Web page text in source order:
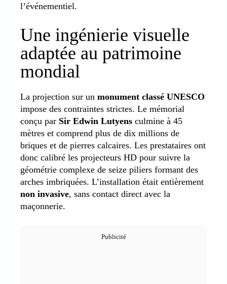
l’événementiel.
Une ingénierie visuelle
adaptée au patrimoine
mondial
La projection sur un monument classé UNESCO
impose des contraintes strictes. Le mémorial
conçu par Sir Edwin Lutyens culmine à 45
mètres et comprend plus de dix millions de
briques et de pierres calcaires. Les prestataires ont
donc calibré les projecteurs HD pour suivre la
géométrie complexe de seize piliers formant des
arches imbriquées. L’installation était entièrement
non invasive, sans contact direct avec la
maçonnerie.